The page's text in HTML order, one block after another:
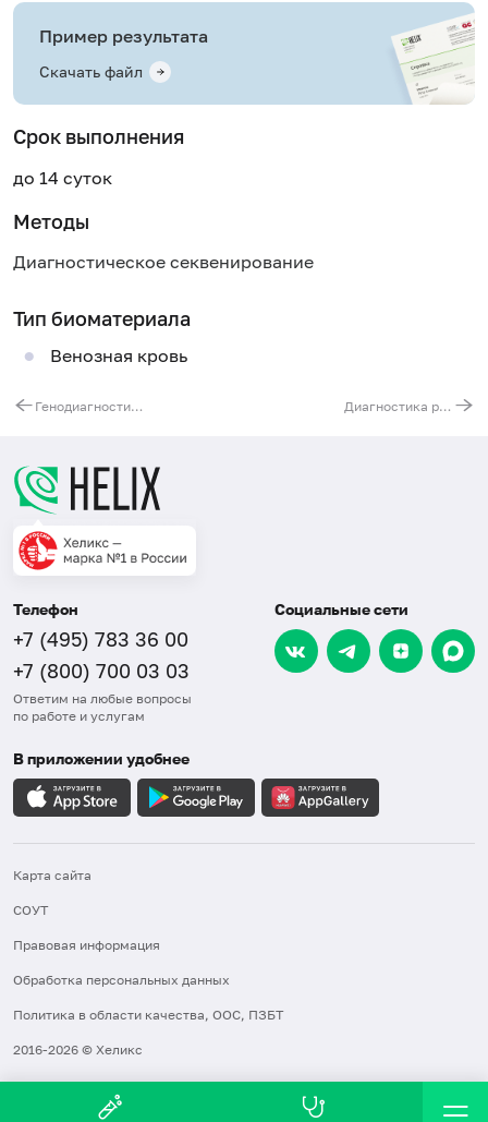
Пример результата
Скачать файл
Срок выполнения
до 14 суток
Методы
Диагностическое секвенирование
Тип биоматериала
Венозная кровь
Генодиагностика наследственной гиперхолестеринемии. Ген APOB100 Диагностика редких аутовоспалительных синдромов. TRAPS-синдром, гипер-IgD синдром (ген TNFRSF1A, ген MVK)
Телефон
+7 (495) 783 36 00
+7 (800) 700 03 03
Ответим на любые вопросы
по работе и услугам
Социальные сети
В приложении удобнее
Карта сайта
СОУТ
Правовая информация
Обработка персональных данных
Политика в области качества, ООС, ПЗБТ
2016-2026 © Хеликс